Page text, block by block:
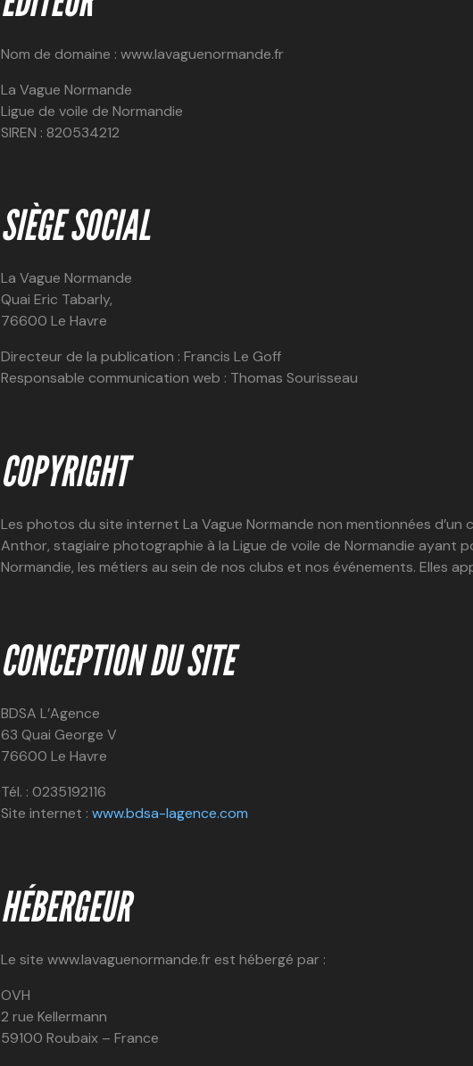
Nom de domaine : www.lavaguenormande.fr
La Vague Normande
Ligue de voile de Normandie
SIREN : 820534212
SIÈGE SOCIAL
La Vague Normande
Quai Eric Tabarly,
76600 Le Havre
Directeur de la publication : Francis Le Goff
Responsable communication web : Thomas Sourisseau
COPYRIGHT
Les photos du site internet La Vague Normande non mentionnées
Anthor, stagiaire photographie à la Ligue de voile de Normandie ayant
Normandie, les métiers au sein de nos clubs et nos événements. Elles
CONCEPTION DU SITE
BDSA L’Agence
63 Quai George V
76600 Le Havre
Tél. : 0235192116
Site internet : www.bdsa-lagence.com
HÉBERGEUR
Le site www.lavaguenormande.fr est hébergé par :
OVH
2 rue Kellermann
59100 Roubaix – France